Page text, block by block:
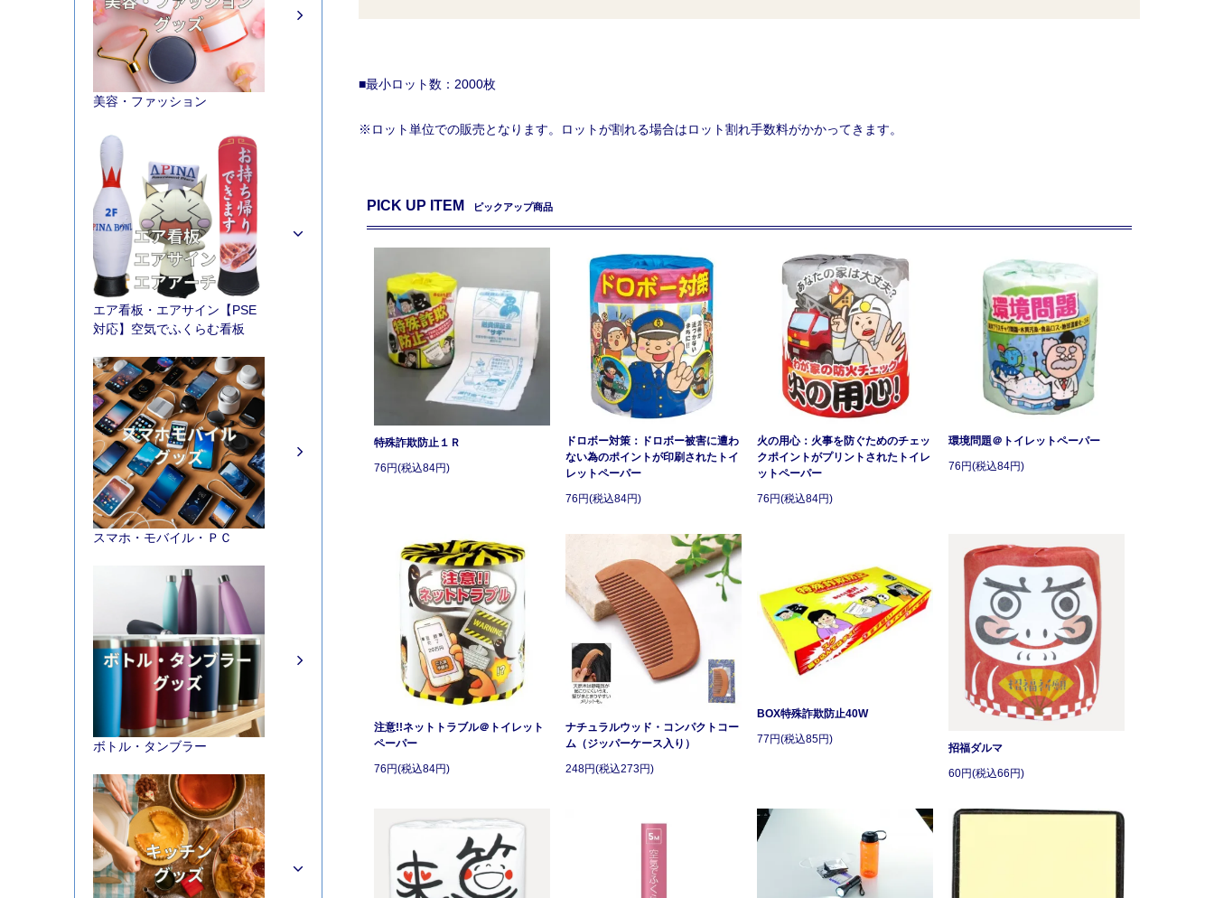
■最小ロット数：2000枚
※ロット単位での販売となります。ロットが割れる場合はロット割れ手数料がかかってきます。
PICK UP ITEM ピックアップ商品
特殊詐欺防止１Ｒ
76円(税込84円)
ドロボー対策：ドロボー被害に遭わ
ない為のポイントが印刷されたトイ
レットペーパー
76円(税込84円)
火の用心：火事を防ぐためのチェッ
クポイントがプリントされたトイレ
ットペーパー
76円(税込84円)
環境問題＠トイレットペーパー
76円(税込84円)
注意!!ネットトラブル＠トイレット
ペーパー
76円(税込84円)
ナチュラルウッド・コンパクトコー
ム（ジッパーケース入り）
248円(税込273円)
BOX特殊詐欺防止40W
77円(税込85円)
招福ダルマ
60円(税込66円)
美容・ファッション
エア看板・エアサイン【PSE
対応】空気でふくらむ看板
スマホ・モバイル・ＰＣ
ボトル・タンブラー